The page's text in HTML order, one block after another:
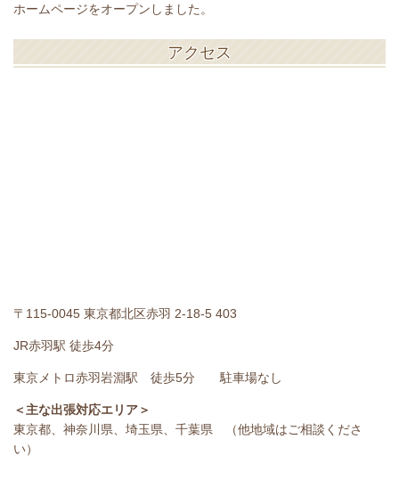
ホームページをオープンしました。
アクセス
〒115-0045 東京都北区赤羽 2-18-5 403
JR赤羽駅 徒歩4分
東京メトロ赤羽岩淵駅 徒歩5分 駐車場なし
＜主な出張対応エリア＞
東京都、神奈川県、埼玉県、千葉県 （他地域はご相談くださ
い）